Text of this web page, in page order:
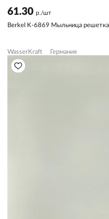
61.30 р./шт
Berkel K-6869 Мыльница решетка
WasserKraft Германия